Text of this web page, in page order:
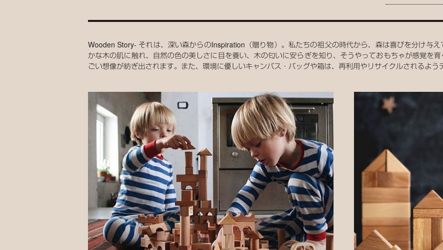
Wooden Story- それは、深い森からのInspiration（贈り物）。私たちの祖父の時代から、森は喜びを分け与
かな木の肌に触れ、自然の色の美しさに目を養い、木の匂いに安らぎを知り、そうやっておもちゃが感覚を
ごい想像が紡ぎ出されます。また、環境に優しいキャンバス・バッグや箱は、再利用やリサイクルされるよう